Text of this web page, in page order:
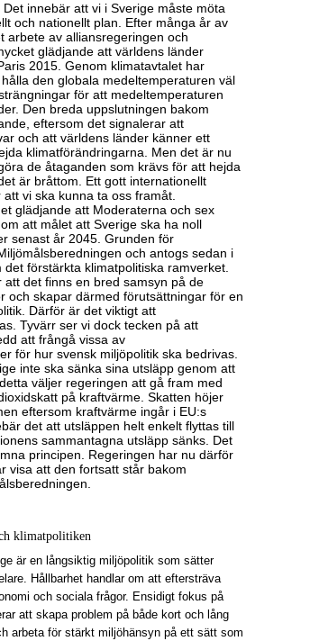
innebär att vi i Sverige måste möta
och nationellt plan. Efter många år av
arbete av alliansregeringen och
glädjande att världens länder
2015. Genom klimatavtalet har
den globala medeltemperaturen väl
för att medeltemperaturen
Den breda uppslutningen bakom
eftersom det signalerar att
och att världens länder känner ett
klimatförändringarna. Men det är nu
de åtaganden som krävs för att hejda
är bråttom. Ett gott internationellt
vi ska kunna ta oss framåt.
glädjande att Moderaterna och sex
att målet att Sverige ska ha noll
senast år 2045. Grunden för
och antogs sedan i
förstärkta klimatpolitiska ramverket.
det finns en bred samsyn på de
och skapar därmed förutsättningar för en
Därför är det viktigt att
Tyvärr ser vi dock tecken på att
att frångå vissa av
för hur svensk miljöpolitik ska bedrivas.
inte ska sänka sina utsläpp genom att
väljer regeringen att gå fram med
på kraftvärme. Skatten höjer
eftersom kraftvärme ingår i EU:s
det att utsläppen helt enkelt flyttas till
sammantagna utsläpp sänks. Det
principen. Regeringen har nu därför
visa att den fortsatt står bakom
klimatpolitiken
är en långsiktig miljöpolitik som sätter
Hållbarhet handlar om att eftersträva
och sociala frågor. Ensidigt fokus på
att skapa problem på både kort och lång
arbeta för stärkt miljöhänsyn på ett sätt som